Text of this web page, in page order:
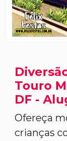
Touro
DF -
Ofereça
crianças